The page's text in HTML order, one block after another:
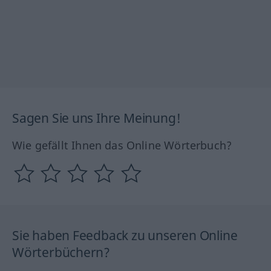
Sagen Sie uns Ihre Meinung!
Wie gefällt Ihnen das Online Wörterbuch?
Sie haben Feedback zu unseren Online
Wörterbüchern?